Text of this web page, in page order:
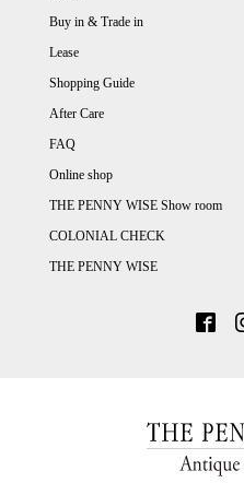
Buy in & Trade in
Lease
Shopping Guide
After Care
FAQ
Online shop
THE PENNY WISE Show room
COLONIAL CHECK
THE PENNY WISE